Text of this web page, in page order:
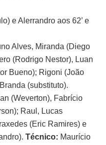
e Alerrandro aos 62’ e
Alves, Miranda (Diego
(Rodrigo Nestor), Luan
Bueno); Rigoni (João
(substituto).
(Weverton), Fabrício
Raul, Lucas
(Eric Ramires) e
Técnico: Maurício